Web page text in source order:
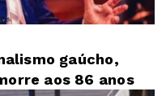
gaúcho,
aos 86 anos